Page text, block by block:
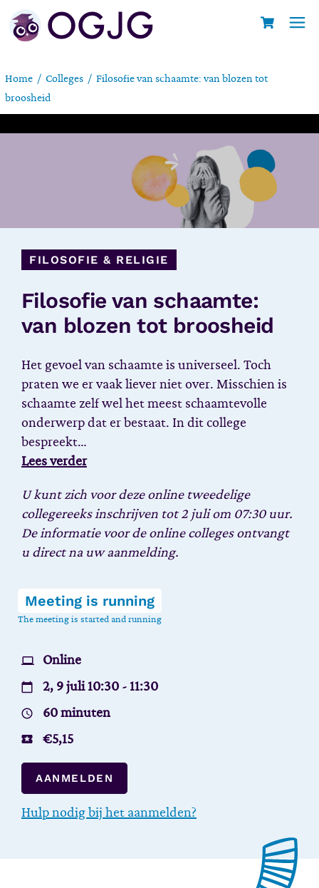
Home Colleges
Filosofie van schaamte: van blozen tot
broosheid
FILOSOFIE & RELIGIE
Filosofie van schaamte:
van blozen tot broosheid
Het gevoel van schaamte is universeel. Toch
praten we er vaak liever niet over. Misschien is
schaamte zelf wel het meest schaamtevolle
onderwerp dat er bestaat. In dit college
bespreekt…
Lees verder
U kunt zich voor deze online tweedelige
collegereeks inschrijven tot 2 juli om 07:30 uur.
De informatie voor de online colleges ontvangt
u direct na uw aanmelding.
Meeting is running
The meeting is started and running
Online
2, 9 juli 10:30 - 11:30
60 minuten
€5,15
AANMELDEN
Hulp nodig bij het aanmelden?